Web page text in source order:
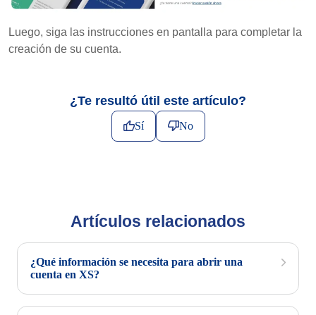
Luego, siga las instrucciones en pantalla para completar la
creación de su cuenta.
¿Te resultó útil este artículo?
Sí No
Artículos relacionados
¿Qué información se necesita para abrir una
cuenta en XS?